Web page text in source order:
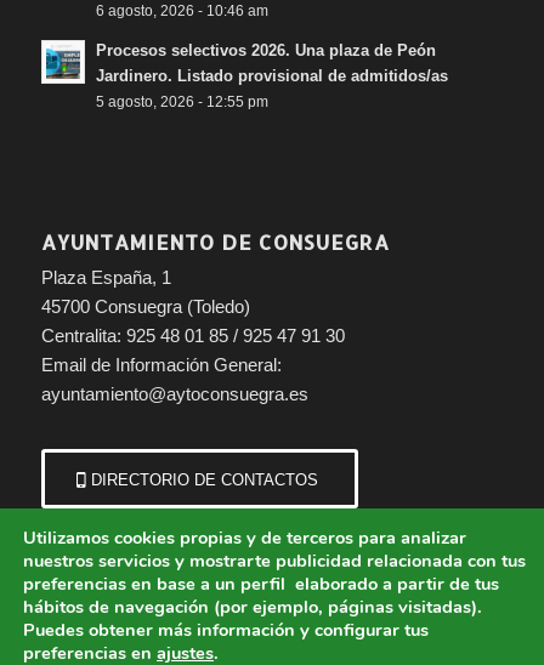
6 agosto, 2026 - 10:46 am
Procesos selectivos 2026. Una plaza de Peón
Jardinero. Listado provisional de admitidos/as
5 agosto, 2026 - 12:55 pm
AYUNTAMIENTO DE CONSUEGRA
Plaza España, 1
45700 Consuegra (Toledo)
Centralita: 925 48 01 85 / 925 47 91 30
Email de Información General:
ayuntamiento@aytoconsuegra.es
DIRECTORIO DE CONTACTOS
© Copyright - Ayuntamiento de Consuegra (Toledo) | Portal municipal.
Utilizamos cookies propias y de terceros para analizar
nuestros servicios y mostrarte publicidad relacionada con tus
preferencias en base a un perfil elaborado a partir de tus
hábitos de navegación (por ejemplo, páginas visitadas).
Puedes obtener más información y configurar tus
preferencias en ajustes.